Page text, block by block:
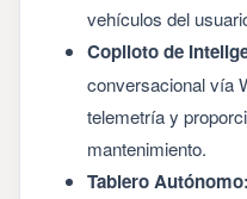
vehículos del
Copiloto de
conversacional vía
telemetría y
mantenimiento.
Tablero Autónomo: